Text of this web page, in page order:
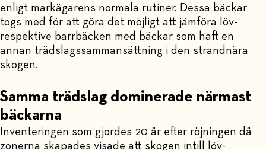
enligt markägarens normala rutiner. Dessa bäckar
togs med för att göra det möjligt att jämföra löv-
respektive barrbäcken med bäckar som haft en
annan trädslagssammansättning i den strandnära
skogen.
Samma trädslag dominerade närmast
bäckarna
Inventeringen som gjordes 20 år efter röjningen då
zonerna skapades visade att skogen intill löv-